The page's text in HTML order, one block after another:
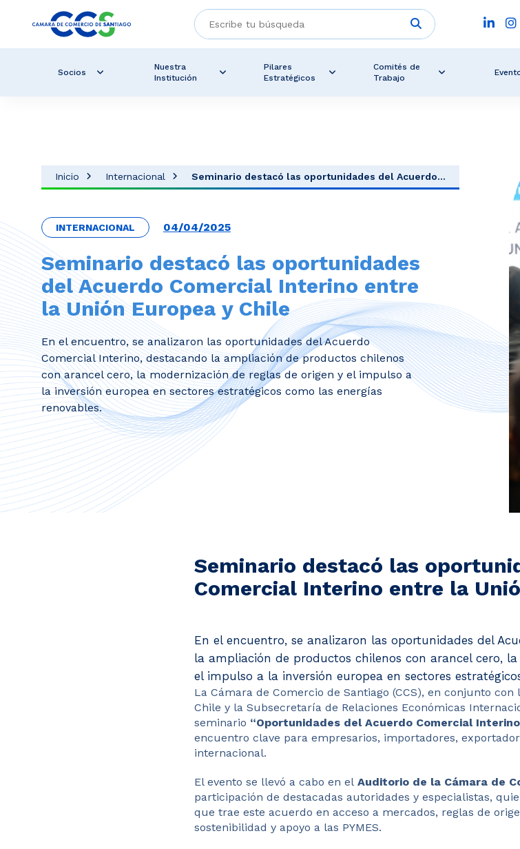
Socios
Nuestra
Institución
Pilares
Estratégicos
Comités de
Trabajo
Inicio Internacional Seminario destacó las oportunidades del Acuerdo...
INTERNACIONAL 04/04/2025
Seminario destacó las oportunidades
del Acuerdo Comercial Interino entre
la Unión Europea y Chile
En el encuentro, se analizaron las oportunidades del Acuerdo
Comercial Interino, destacando la ampliación de productos chilenos
con arancel cero, la modernización de reglas de origen y el impulso a
la inversión europea en sectores estratégicos como las energías
renovables.
Seminario destacó las
Comercial Interino entre la
En el encuentro, se analizaron las oportunidades del
la ampliación de productos chilenos con arancel cero,
el impulso a la inversión europea en sectores
La Cámara de Comercio de Santiago (CCS), en conjunto
Chile y la Subsecretaría de Relaciones Económicas
seminario “Oportunidades del Acuerdo Comercial
encuentro clave para empresarios, importadores,
internacional.
El evento se llevó a cabo en el Auditorio de la Cámara de
participación de destacadas autoridades y especialistas,
que trae este acuerdo en acceso a mercados, reglas de
sostenibilidad y apoyo a las PYMES.